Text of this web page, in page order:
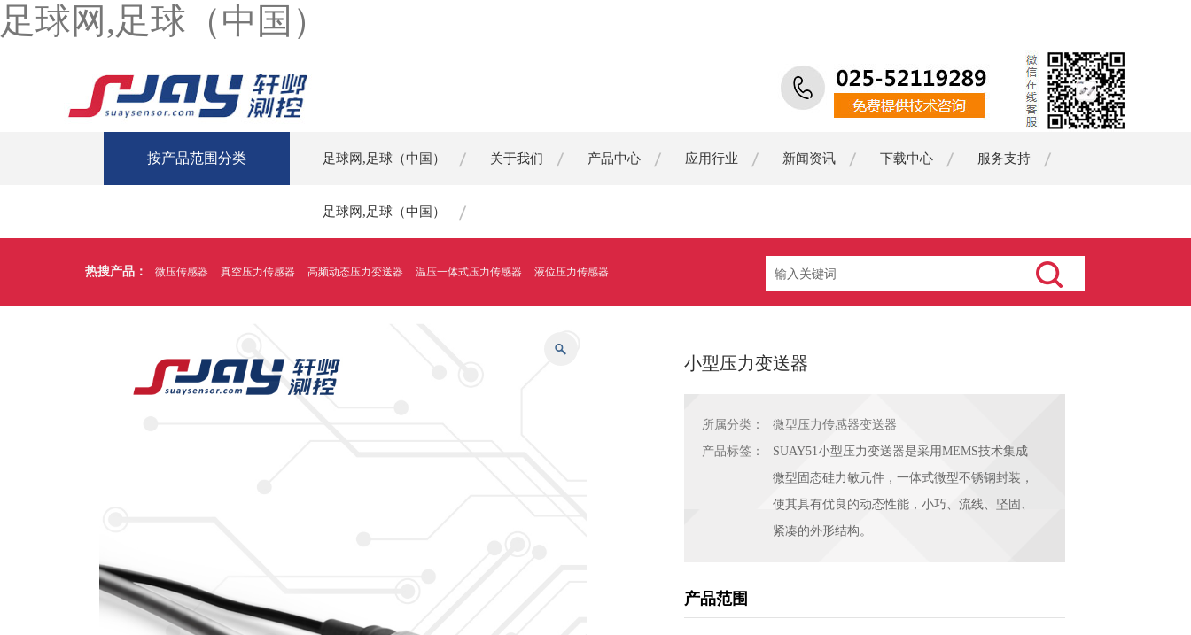
足球网,足球（中国）
按产品范围分类 足球网,足球（中国） 关于我们 产品中心 应用行业 新闻资讯 下载中心 服务支持
足球网,足球（中国）
热搜产品： 微压传感器 真空压力传感器 高频动态压力变送器 温压一体式压力传感器 液位压力传感器
小型压力变送器
所属分类：
微型压力传感器变送器
产品标签：
SUAY51小型压力变送器是采用MEMS技术集成
微型固态硅力敏元件，一体式微型不锈钢封装，
使其具有优良的动态性能，小巧、流线、坚固、
紧凑的外形结构。
产品范围